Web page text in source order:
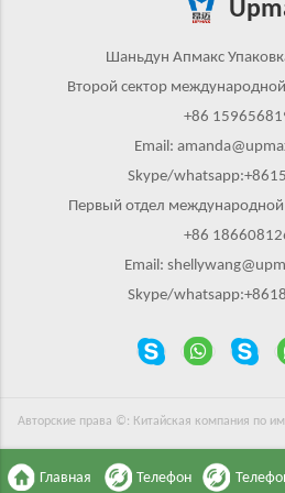
Шаньдун Апмакс
Второй сектор
+86
Email:
Skype/
Первый отдел
+86
Email:
Skype/
Авторские права ©: Китайская компания по
Главная Телефон